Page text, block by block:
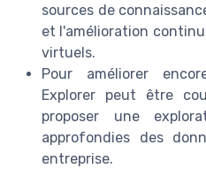
sources de
et l'amélioration
virtuels.
Pour améliorer
Explorer peut être
proposer une
approfondies des
entreprise.